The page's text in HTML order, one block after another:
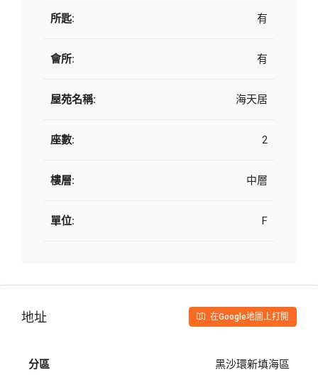
所匙: 有
會所: 有
屋苑名稱: 海天居
座數: 2
樓層: 中層
單位: F
地址 在Google地圖上打開
分區 黑沙環新填海區